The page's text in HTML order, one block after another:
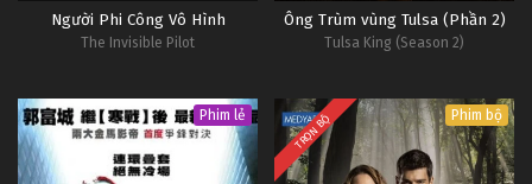
Người Phi Công Vô Hình
The Invisible Pilot
Ông Trùm vùng Tulsa (Phần 2)
Tulsa King (Season 2)
Phim lẻ TRỌN BỘ Phim bộ